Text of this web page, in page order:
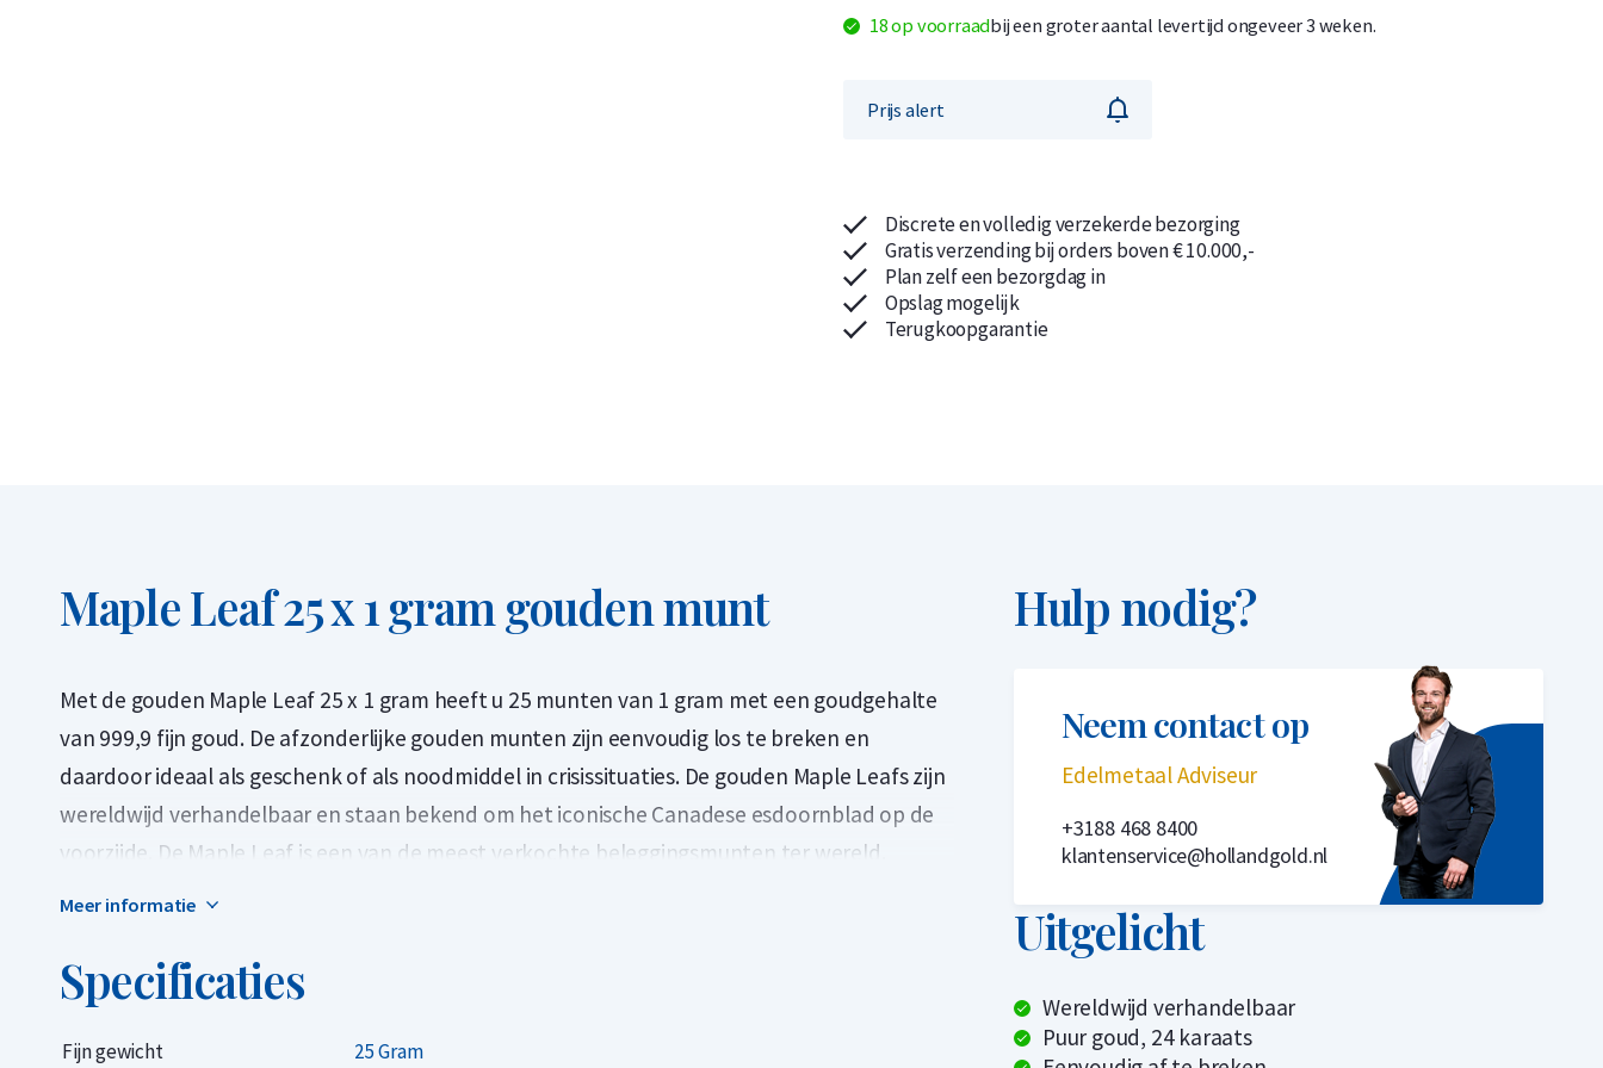
18 op voorraadbij een groter aantal levertijd ongeveer 3 weken.
Prijs alert
Discrete en volledig verzekerde bezorging
Gratis verzending bij orders boven € 10.000,-
Plan zelf een bezorgdag in
Opslag mogelijk
Terugkoopgarantie
Maple Leaf 25 x 1 gram gouden munt
Met de gouden Maple Leaf 25 x 1 gram heeft u 25 munten van 1 gram met een goudgehalte
van 999,9 fijn goud. De afzonderlijke gouden munten zijn eenvoudig los te breken en
daardoor ideaal als geschenk of als noodmiddel in crisissituaties. De gouden Maple Leafs zijn
wereldwijd verhandelbaar en staan bekend om het iconische Canadese esdoornblad op de
voorzijde. De Maple Leaf is een van de meest verkochte beleggingsmunten ter wereld.
De Royal Canadian Mint introduceerde dit populaire product in 2014. De gouden munten van
praktische kartonnen omslag. De munten zijn eenvoudig af te breken. De blisterverpakking
nummer.
Meer informatie
Specificaties
Fijn gewicht
25 Gram
Hulp nodig?
Neem contact op
Edelmetaal Adviseur
+3188 468 8400
klantenservice@hollandgold.nl
Uitgelicht
Wereldwijd verhandelbaar
Puur goud, 24 karaats